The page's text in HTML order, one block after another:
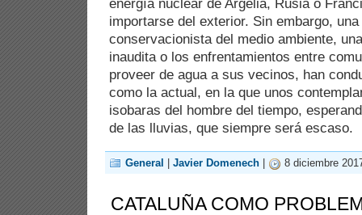
energía nuclear de Argelia, Rusia o
importarse del exterior. Sin embargo,
conservacionista del medio ambiente,
inaudita o los enfrentamientos entre
proveer de agua a sus vecinos, han
como la actual, en la que unos
isobaras del hombre del tiempo,
de las lluvias, que siempre será escaso.
General Javier Domenech 8 diciembre
CATALUÑA COMO